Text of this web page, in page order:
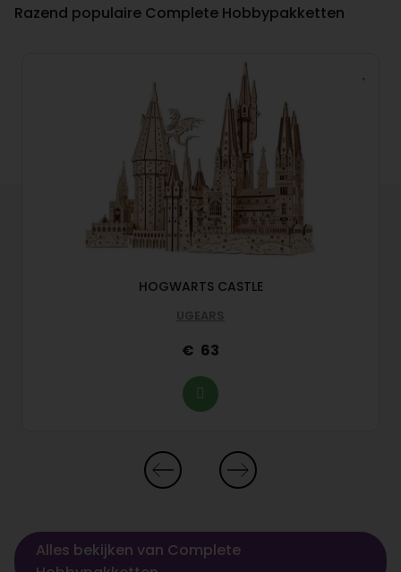
Razend populaire Complete Hobbypakketten
HOGWARTS CASTLE
UGEARS
63
Alles bekijken van Complete